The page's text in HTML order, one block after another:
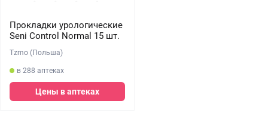
Прокладки урологические
Seni Control Normal 15 шт.
Tzmo (Польша)
в 288 аптеках
Цены в аптеках